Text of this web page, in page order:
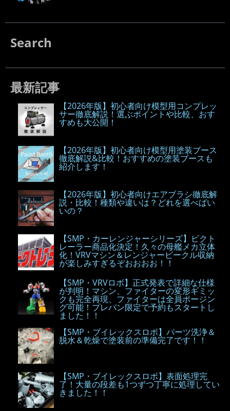
Search
最新記事
【2026年版】初心者向け模型用コンプレッ
サー徹底解説！選ぶポイントや比較、おす
すめも大公開！
【2026年版】初心者向け模型用塗装ブース
徹底解説&比較！おすすめの塗装ブースも
紹介します！
【2026年版】初心者向けエアブラシ徹底解
説・比較！種類や違いは？どれを選べばい
いの？
【SMP・カーレンジャーシリーズ】ビクト
レーラー商品化決定！久々の母艦メカ立体
化！VRVマシン＆レンジャービークル収納
が楽しみすぎるぞおおおお！！
【SMP・VRVロボ】正式発表で詳細な仕様
が判明！マシン、ファイターの変形ギミッ
クも完全再現、ファイターは全員ポージン
グ可能！プレバン限定で予約もスタートし
ました！！
【SMP・ブイレックスロボ】パーツ洗浄＆
脱水＆乾燥で塗装前の準備完了です！！
【SMP・ブイレックスロボ】表面処理完
了！大量の段差も1つずつ丁寧に処理してい
きました！！